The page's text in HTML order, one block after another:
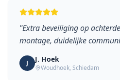
"Extra beveiliging op
montage, duidelijke
J J. Hoek
Woudhoek, Schiedam